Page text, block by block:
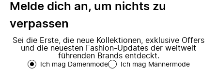
Melde dich an, um nichts zu
verpassen
Sei die Erste, die neue Kollektionen, exklusive Offers
und die neuesten Fashion-Updates der weltweit
führenden Brands entdeckt.
Ich mag Damenmode Ich mag Männermode